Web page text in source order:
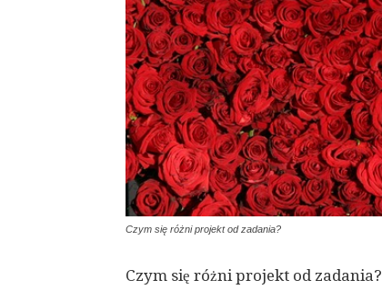
Czym się różni projekt od zadania?
Czym się różni projekt od zadania?